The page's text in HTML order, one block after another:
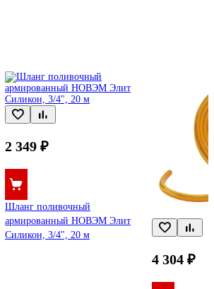
2 349 ₽
Шланг поливочный
армированный НОВЭМ Элит
Силикон, 3/4", 20 м
4 304 ₽